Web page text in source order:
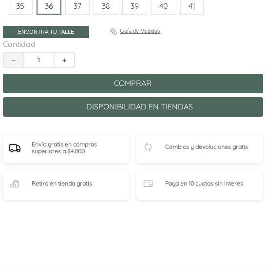
35 36 37 38 39 40 41
ENCONTRÁ TU TALLE Guía de Medidas
Cantidad
＋
－
COMPRAR
DISPONIBILIDAD EN TIENDAS
Envío gratis en compras
superiores a $4.000
Cambios y devoluciones gratis
Retiro en tienda gratis Paga en 10 cuotassin interés